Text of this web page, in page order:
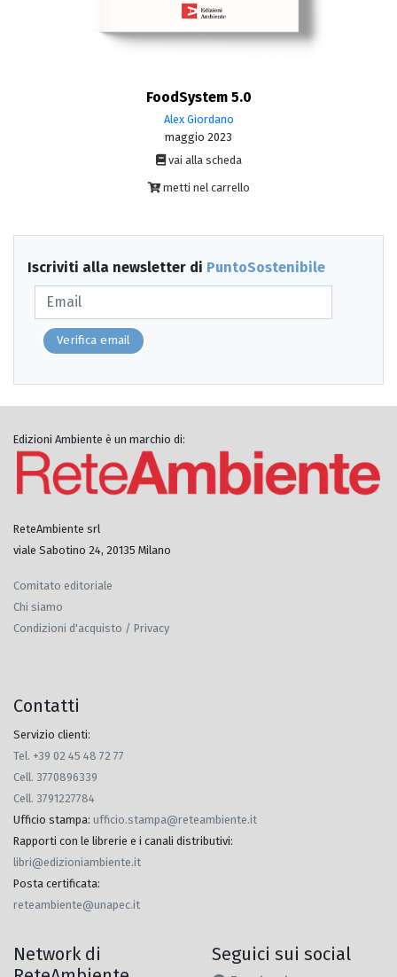
FoodSystem 5.0
Alex Giordano
maggio 2023
vai alla scheda
metti nel carrello
Iscriviti alla newsletter di PuntoSostenibile
Verifica email
Edizioni Ambiente è un marchio di:
ReteAmbiente srl
viale Sabotino 24, 20135 Milano
Comitato editoriale
Chi siamo
Condizioni d'acquisto / Privacy
Contatti
Servizio clienti:
Tel. +39 02 45 48 72 77
Cell. 3770896339
Cell. 3791227784
Ufficio stampa: ufficio.stampa@reteambiente.it
Rapporti con le librerie e i canali distributivi:
libri@edizioniambiente.it
Posta certificata:
reteambiente@unapec.it
Network di
Seguici sui social